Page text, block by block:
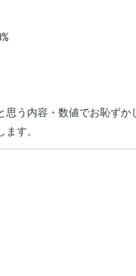
思う内容・数値でお恥ず